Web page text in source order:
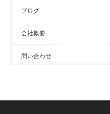
ブログ
会社概要
問い合わせ